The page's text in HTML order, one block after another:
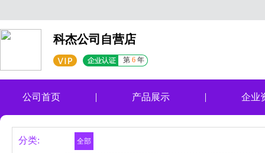
科杰公司自营店
第 6 年
公司首页 产品展示 企业
分类: 全部